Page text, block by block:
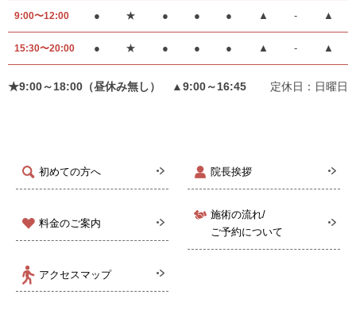
初めての方へ 院長挨拶
料金のご案内
施術の流れ/
ご予約について
アクセスマップ
9:00〜12:00 ● ★ ● ● ● ▲ - ▲
15:30〜20:00 ● ★ ● ● ● ▲ - ▲
★9:00～18:00（昼休み無し） ▲9:00～16:45 定休日：日曜日